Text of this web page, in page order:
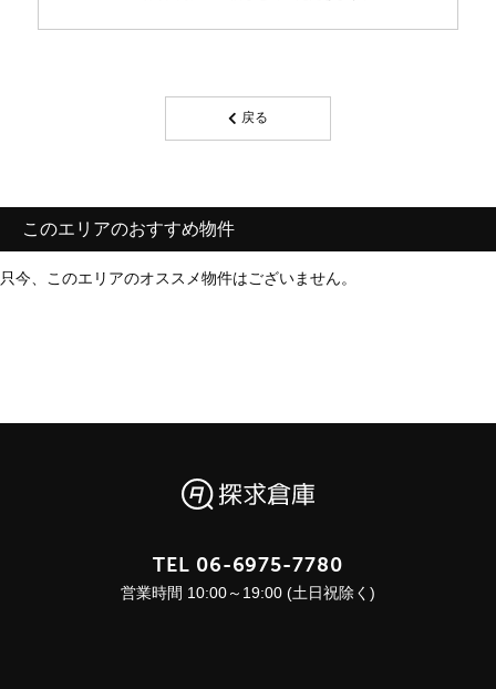
戻る
このエリアのおすすめ物件
只今、このエリアのオススメ物件はございません。
TEL 06-6975-7780
営業時間 10:00～19:00 (土日祝除く)